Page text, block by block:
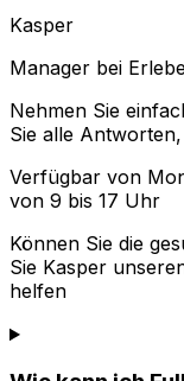
Kasper
Manager bei
Nehmen Sie
Sie alle
Verfügbar von
von 9 bis 17 Uhr
Können Sie die
Sie Kasper
helfen